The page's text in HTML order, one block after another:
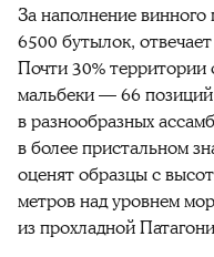
За наполнение
6500 бутылок,
Почти 30% территории
мальбеки — 66
в разнообразных
в более пристальном
оценят образцы с
метров над уровнем
из прохладной